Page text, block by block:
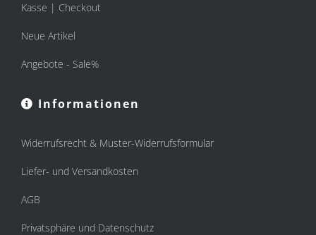
Kasse | Checkout
Neue Artikel
Angebote - Sale%
Informationen
Widerrufsrecht & Muster-Widerrufsformular
Liefer- und Versandkosten
AGB
Privatsphäre und Datenschutz